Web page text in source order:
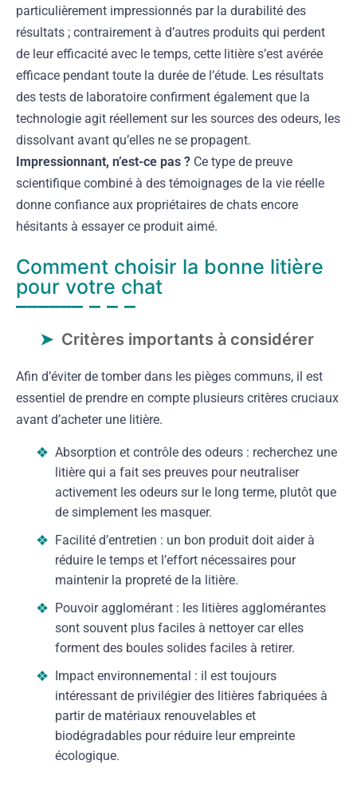
particulièrement impressionnés par la durabilité des
résultats ; contrairement à d’autres produits qui perdent
de leur efficacité avec le temps, cette litière s’est avérée
efficace pendant toute la durée de l’étude. Les résultats
des tests de laboratoire confirment également que la
technologie agit réellement sur les sources des odeurs, les
dissolvant avant qu’elles ne se propagent.
Impressionnant, n’est-ce pas ? Ce type de preuve
scientifique combiné à des témoignages de la vie réelle
donne confiance aux propriétaires de chats encore
hésitants à essayer ce produit aimé.
Comment choisir la bonne litière
pour votre chat
Critères importants à considérer
Afin d’éviter de tomber dans les pièges communs, il est
essentiel de prendre en compte plusieurs critères cruciaux
avant d’acheter une litière.
Absorption et contrôle des odeurs : recherchez une
litière qui a fait ses preuves pour neutraliser
activement les odeurs sur le long terme, plutôt que
de simplement les masquer.
Facilité d’entretien : un bon produit doit aider à
réduire le temps et l’effort nécessaires pour
maintenir la propreté de la litière.
Pouvoir agglomérant : les litières agglomérantes
sont souvent plus faciles à nettoyer car elles
forment des boules solides faciles à retirer.
Impact environnemental : il est toujours
intéressant de privilégier des litières fabriquées à
partir de matériaux renouvelables et
biodégradables pour réduire leur empreinte
écologique.